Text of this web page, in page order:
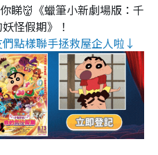
睇👹《蠟筆小新劇場版：千
怪假期》！
點樣聯手拯救屋企人啦↓